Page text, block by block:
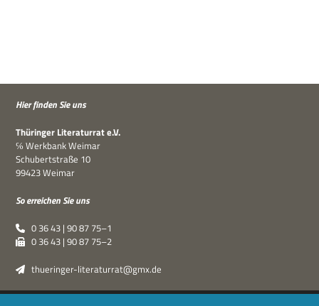
Hier fin­den Sie uns
Thü­rin­ger Lite­ra­tur­rat e.V.
℅ Werk­bank Weimar
Schu­bert­straße 10
99423 Weimar
So errei­chen Sie uns
0 36 43 | 90 87 75–1
0 36 43 | 90 87 75–2
thueringer-literaturrat@gmx.de